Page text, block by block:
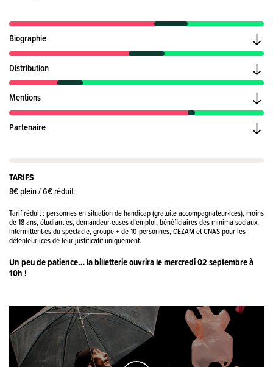
Biographie
Distribution
Mentions
Partenaire
TARIFS
8€ plein / 6€ réduit
Tarif réduit : personnes en situation de handicap (gratuité accompagnateur·ices), moins
de 18 ans, étudiant·es, demandeur·euses d’emploi, bénéficiaires des minima sociaux,
intermittent·es du spectacle, groupe + de 10 personnes, CEZAM et CNAS pour les
détenteur·ices de leur justificatif uniquement.
Un peu de patience… la billetterie ouvrira le mercredi 02 septembre à
10h !